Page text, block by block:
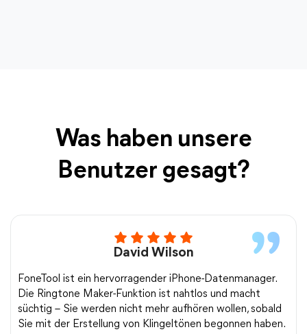
Was haben unsere
Benutzer gesagt?
David Wilson
FoneTool ist ein hervorragender iPhone-Datenmanager.
Die Ringtone Maker-Funktion ist nahtlos und macht
süchtig – Sie werden nicht mehr aufhören wollen, sobald
Sie mit der Erstellung von Klingeltönen begonnen haben.